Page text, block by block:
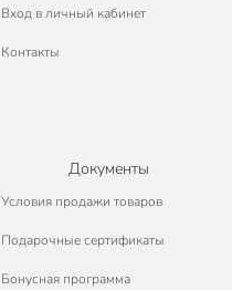
Вход в личный кабинет
Контакты
Документы
Условия продажи товаров
Подарочные сертификаты
Бонусная программа